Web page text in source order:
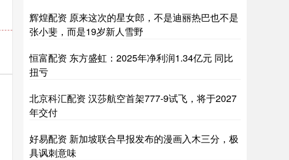
辉煌配资 原来这次的星女郎，不是迪丽热巴也不是
张小斐，而是19岁新人雪野
恒富配资 东方盛虹：2025年净利润1.34亿元 同比
扭亏
北京科汇配资 汉莎航空首架777-9试飞，将于2027
年交付
好易配资 新加坡联合早报发布的漫画入木三分，极
具讽刺意味